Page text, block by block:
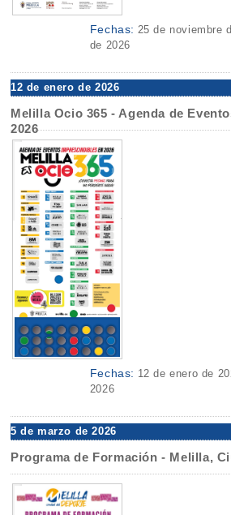
Fechas: 25 de noviembre
de 2026
12 de enero de 2026
Melilla Ocio 365 - Agenda de
2026
Fechas: 12 de enero de
2026
5 de marzo de 2026
Programa de Formación - Melilla,